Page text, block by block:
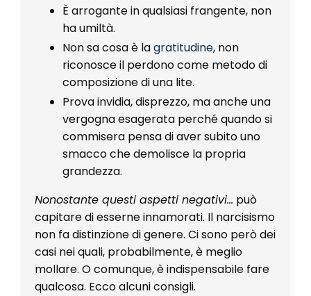
È arrogante in qualsiasi frangente, non
ha umiltà.
Non sa cosa è lagratitudine, non
riconosce il perdono come metodo di
composizione di una lite.
Prova invidia, disprezzo, ma anche una
vergogna esagerata perché quando si
commisera pensa di aver subito uno
smacco che demolisce la propria
grandezza.
Nonostante questi aspetti negativi... può
capitare di esserne innamorati. Il narcisismo
non fa distinzione di genere. Ci sono però dei
casi nei quali, probabilmente, è meglio
mollare. O comunque, è indispensabile fare
qualcosa. Ecco alcuni consigli.